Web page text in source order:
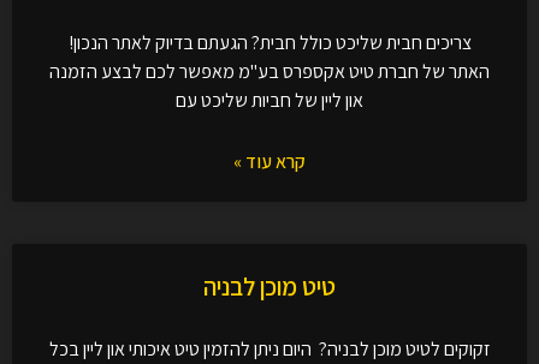
צריכים חבית שליכט כולל חבית? הגעתם בדיוק לאתר הנכון!
האתר של חברת טיט אקספרס בע"מ מאפשר לכם לבצע הזמנה
און ליין של חביות שליכט עם
קרא עוד »
טיט מוכן לבניה
זקוקים לטיט מוכן לבניה? היום ניתן להזמין טיט איכותי און ליין בכל